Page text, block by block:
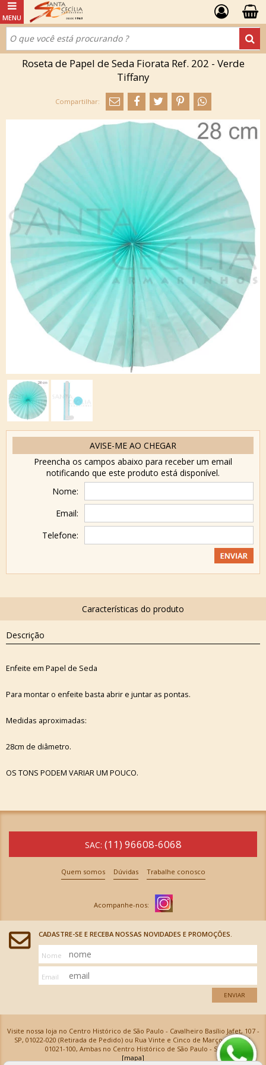
Roseta de Papel de Seda Fiorata Ref. 202 - Verde
Tiffany
AVISE-ME AO CHEGAR
Preencha os campos abaixo para receber um email
notificando que este produto está disponível.
Nome:
Email:
Telefone:
Descrição
Enfeite em Papel de Seda
Para montar o enfeite basta abrir e juntar as pontas.
Medidas aproximadas:
28cm de diâmetro.
OS TONS PODEM VARIAR UM POUCO.
SAC: (11) 96608-6068
Quem somos Dúvidas Trabalhe conosco
CADASTRE-SE E RECEBA NOSSAS NOVIDADES E PROMOÇÕES.
Nome
Email
ENVIAR
Visite nossa loja no Centro Histórico de São Paulo - Cavalheiro Basílio Jafet, 107 -
SP, 01022-020 (Retirada de Pedido) ou Rua Vinte e Cinco de Março, 576 - SP,
01021-100, Ambas no Centro Histórico de São Paulo - SP
[mapa]